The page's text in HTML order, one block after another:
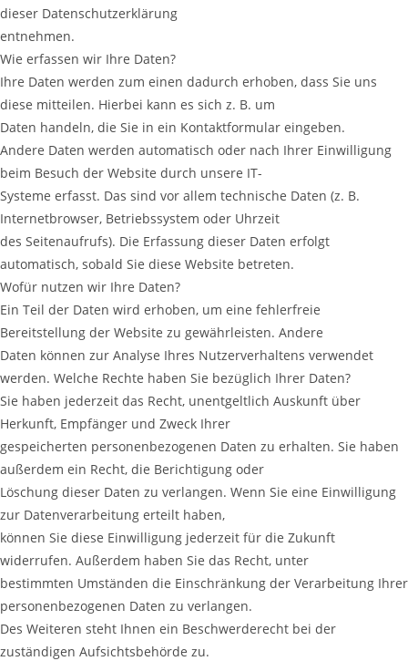
dieser Datenschutzerklärung
entnehmen.
Wie erfassen wir Ihre Daten?
Ihre Daten werden zum einen dadurch erhoben, dass Sie uns
diese mitteilen. Hierbei kann es sich z. B. um
Daten handeln, die Sie in ein Kontaktformular eingeben.
Andere Daten werden automatisch oder nach Ihrer Einwilligung
beim Besuch der Website durch unsere IT-
Systeme erfasst. Das sind vor allem technische Daten (z. B.
Internetbrowser, Betriebssystem oder Uhrzeit
des Seitenaufrufs). Die Erfassung dieser Daten erfolgt
automatisch, sobald Sie diese Website betreten.
Wofür nutzen wir Ihre Daten?
Ein Teil der Daten wird erhoben, um eine fehlerfreie
Bereitstellung der Website zu gewährleisten. Andere
Daten können zur Analyse Ihres Nutzerverhaltens verwendet
werden. Welche Rechte haben Sie bezüglich Ihrer Daten?
Sie haben jederzeit das Recht, unentgeltlich Auskunft über
Herkunft, Empfänger und Zweck Ihrer
gespeicherten personenbezogenen Daten zu erhalten. Sie haben
außerdem ein Recht, die Berichtigung oder
Löschung dieser Daten zu verlangen. Wenn Sie eine Einwilligung
zur Datenverarbeitung erteilt haben,
können Sie diese Einwilligung jederzeit für die Zukunft
widerrufen. Außerdem haben Sie das Recht, unter
bestimmten Umständen die Einschränkung der Verarbeitung Ihrer
personenbezogenen Daten zu verlangen.
Des Weiteren steht Ihnen ein Beschwerderecht bei der
zuständigen Aufsichtsbehörde zu.